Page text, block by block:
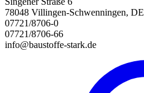
78048 Villingen-Schwenningen, DE
07721/8706-0
07721/8706-66
info@baustoffe-stark.de